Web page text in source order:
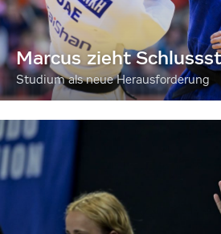
Marcus zieht
Studium als neue Herausforderung